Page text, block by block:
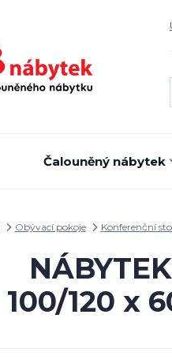
Čalouněný nábytek
Obývací pokoje Konferenční
100/120 x